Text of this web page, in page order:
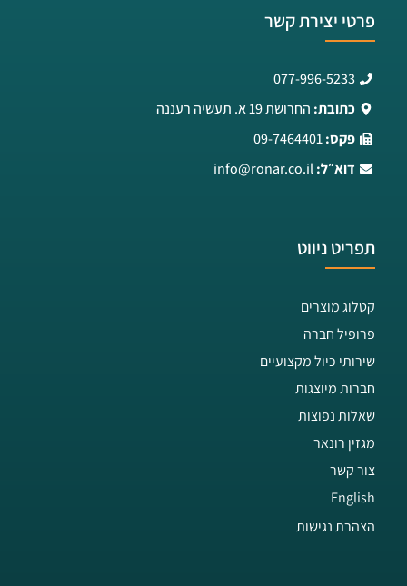
פרטי יצירת קשר
077-996-5233
כתובת: החרושת 19 א. תעשיה רעננה
פקס:09-7464401
דוא״ל: info@ronar.co.il
תפריט ניווט
קטלוג מוצרים
פרופיל חברה
שירותי כיול מקצועיים
חברות מיוצגות
שאלות נפוצות
מגזין רונאר
צור קשר
English
הצהרת נגישות